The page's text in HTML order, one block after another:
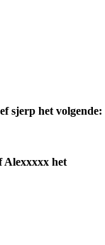
sjerp het volgende:
Alexxxxx het